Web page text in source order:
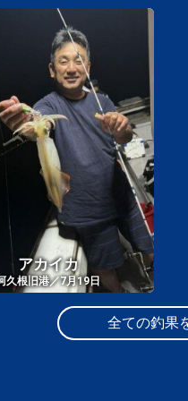
アカイカ
久根旧港／7月19日
全ての釣果